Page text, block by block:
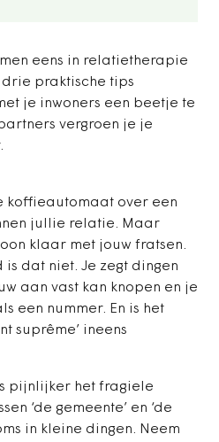
eens in relatietherapie
praktische tips
je inwoners een beetje te
vergroen je je
koffieautomaat over een
jullie relatie. Maar
klaar met jouw fratsen.
is dat niet. Je zegt dingen
aan vast kan knopen en je
een nummer. En is het
suprême’ ineens
pijnlijker het fragiele
‘de gemeente’ en ‘de
in kleine dingen. Neem